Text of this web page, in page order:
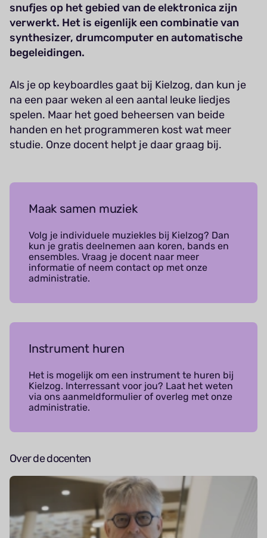
snufjes op het gebied van de elektronica zijn
verwerkt. Het is eigenlijk een combinatie van
synthesizer, drumcomputer en automatische
begeleidingen.
Als je op keyboardles gaat bij Kielzog, dan kun je
na een paar weken al een aantal leuke liedjes
spelen. Maar het goed beheersen van beide
handen en het programmeren kost wat meer
studie. Onze docent helpt je daar graag bij.
Maak samen muziek
Volg je individuele muziekles bij Kielzog? Dan
kun je gratis deelnemen aan koren, bands en
ensembles. Vraag je docent naar meer
informatie of neem contact op met onze
administratie.
Instrument huren
Het is mogelijk om een instrument te huren bij
Kielzog. Interressant voor jou? Laat het weten
via ons aanmeldformulier of overleg met onze
administratie.
Over de docenten